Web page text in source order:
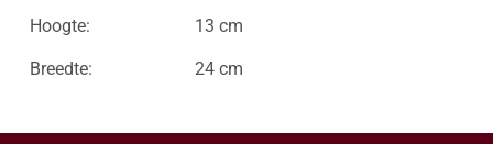
Hoogte: 13 cm
Breedte: 24 cm